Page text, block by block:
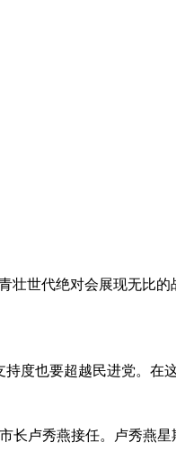
世代绝对会展现无比
度也要超越民进党。在
卢秀燕接任。卢秀燕星